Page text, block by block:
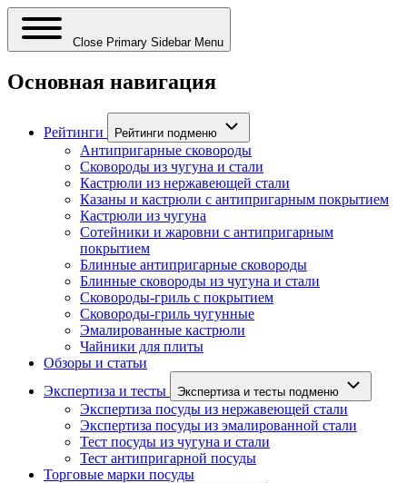
Close Primary Sidebar Menu
Основная навигация
Рейтинги Рейтинги подменю
Антипригарные сковороды
Сковороды из чугуна и стали
Кастрюли из нержавеющей стали
Казаны и кастрюли с антипригарным покрытием
Кастрюли из чугуна
Сотейники и жаровни с антипригарным
покрытием
Блинные антипригарные сковороды
Блинные сковороды из чугуна и стали
Сковороды-гриль с покрытием
Сковороды-гриль чугунные
Эмалированные кастрюли
Чайники для плиты
Обзоры и статьи
Экспертиза и тесты
Экспертиза и тесты подменю
Экспертиза посуды из нержавеющей стали
Экспертиза посуды из эмалированной стали
Тест посуды из чугуна и стали
Тест антипригарной посуды
Торговые марки посуды